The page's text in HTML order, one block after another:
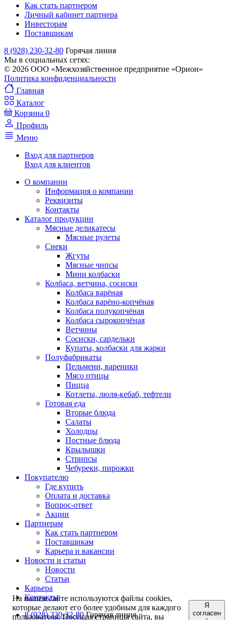
Как стать партнером
Личный кабинет партнера
Инвесторам
Поставщикам
8 (928) 230-32-80 Горячая линия
Мы в социальных сетях:
© 2026 ООО «Межхозяйственное предприятие «Орион»
Политика конфиденциальности
Главная
Каталог
Корзина 0
Профиль
Меню
Вход для партнеров
Вход для клиентов
О компании
Информация о компании
Реквизиты
Контакты
Каталог продукции
Мясные деликатесы
Мясные рулеты
Снеки
Жгуты
Мясные чипсы
Мини колбаски
Колбаса, ветчина, сосиски
Колбаса варёная
Колбаса варёно-копчёная
Колбаса полукопчёная
Колбаса сырокопчёная
Ветчины
Сосиски, сардельки
Купаты, колбаски для жарки
Полуфабрикаты
Пельмени, вареники
Мясо птицы
Пицца
Котлеты, люля-кебаб, тефтели
Готовая еда
Вторые блюда
Салаты
Холодцы
Постные блюда
Крылышки
Стрипсы
Чебуреки, пирожки
Покупателю
Где купить
Оплата и доставка
Вопрос-ответ
Акции
Партнерам
Как стать партнером
Поставщикам
Карьера и вакансии
Новости и статьи
Новости
Статьи
Карьера
Контакты
8 (928) 230-32-80 Горячая линия
На нашем сайте используются файлы cookies,
которые делают его более удобным для каждого
пользователя. Посещая страницы сайта, вы
Я
согласен